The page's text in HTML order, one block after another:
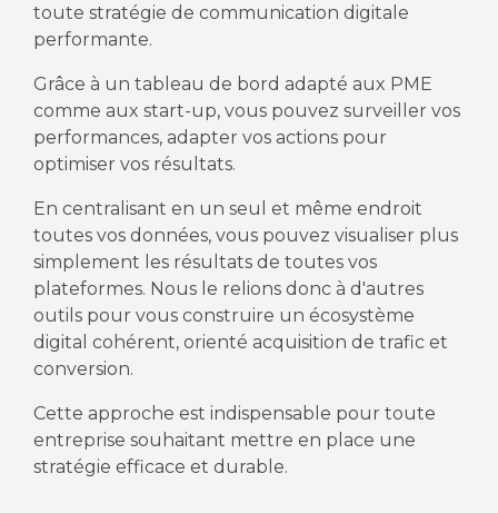
toute stratégie de communication digitale
performante.
Grâce à un tableau de bord adapté aux PME
comme aux start-up, vous pouvez surveiller vos
performances, adapter vos actions pour
optimiser vos résultats.
En centralisant en un seul et même endroit
toutes vos données, vous pouvez visualiser plus
simplement les résultats de toutes vos
plateformes. Nous le relions donc à d'autres
outils pour vous construire un écosystème
digital cohérent, orienté acquisition de trafic et
conversion.
Cette approche est indispensable pour toute
entreprise souhaitant mettre en place une
stratégie efficace et durable.